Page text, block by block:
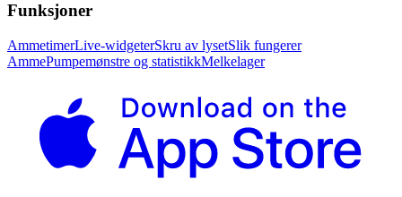
Funksjoner
AmmetimerLive-widgeterSkru av lysetSlik fungerer
AmmePumpemønstre og statistikkMelkelager